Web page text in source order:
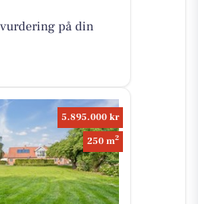
på din
5.895.000 kr
250 m2